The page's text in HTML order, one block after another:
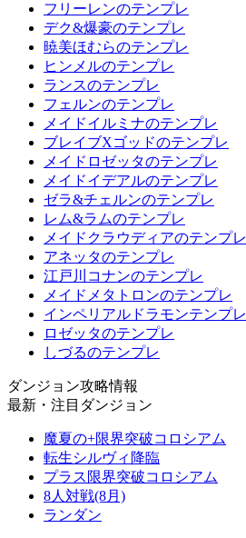
フリーレンのテンプレ
デク&爆豪のテンプレ
暁美ほむらのテンプレ
ヒンメルのテンプレ
ランスのテンプレ
フェルンのテンプレ
メイドイルミナのテンプレ
ブレイブXゴッドのテンプレ
メイドロゼッタのテンプレ
メイドイデアルのテンプレ
ゼラ&チェルンのテンプレ
レム&ラムのテンプレ
メイドクラウディアのテンプレ
アネッタのテンプレ
江戸川コナンのテンプレ
メイドメタトロンのテンプレ
インペリアルドラモンテンプレ
ロゼッタのテンプレ
しづるのテンプレ
ダンジョン攻略情報
最新・注目ダンジョン
魔夏の+限界突破コロシアム
転生シルヴィ降臨
プラス限界突破コロシアム
8人対戦(8月)
ランダン